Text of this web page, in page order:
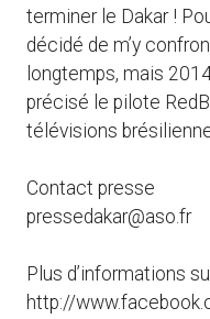
terminer le Dakar !
décidé de m’y
longtemps, mais
précisé le pilote
télévisions
Contact presse
pressedakar@aso.fr
Plus d’informations
http://